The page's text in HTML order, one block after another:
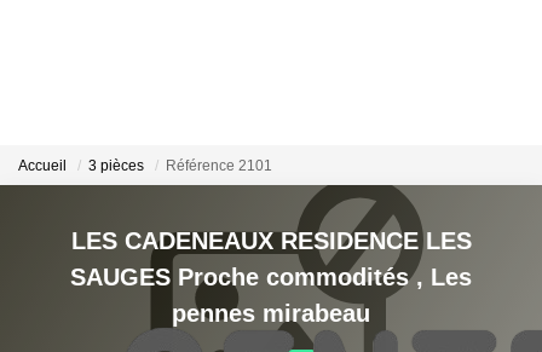
LOCATIONS
GESTION
ESTIMATION
Accueil 3 pièces Référence 2101
LES CADENEAUX RESIDENCE LES
SAUGES Proche commodités, Les
pennes mirabeau